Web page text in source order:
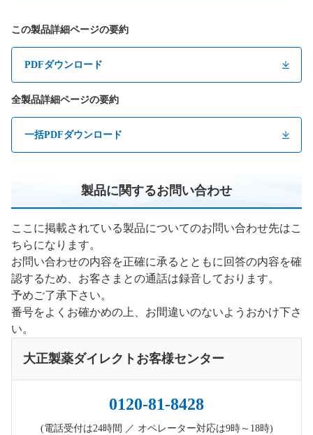
この製品詳細ページの要約
PDFダウンロード
全製品詳細ページの要約
一括PDFダウンロード
製品に関するお問い合わせ
ここに掲載されている製品についてのお問い合わせ先はこ
ちらになります。
お問い合わせの内容を正確に承るとともに回答の内容を確
認するため、お客さまとの通話は録音しております。
予めご了承下さい。
番号をよくお確かめの上、お間違いのないようおかけ下さ
い。
大正製薬ダイレクトお客様センター
0120-81-8428
(電話受付は24時間 ／ オペレーター対応は9時～18時)